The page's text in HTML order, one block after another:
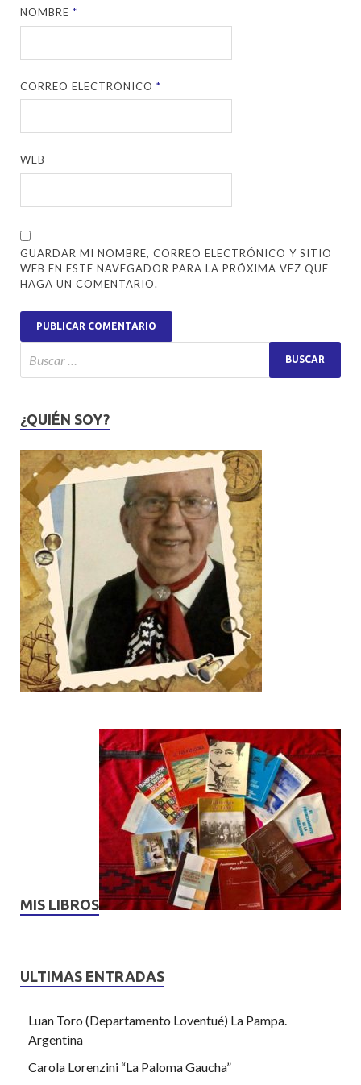
NOMBRE*
CORREO ELECTRÓNICO*
WEB
GUARDAR MI NOMBRE, CORREO ELECTRÓNICO Y SITIO
WEB EN ESTE NAVEGADOR PARA LA PRÓXIMA VEZ QUE
HAGA UN COMENTARIO.
¿QUIÉN SOY?
MIS LIBROS
ULTIMAS ENTRADAS
Luan Toro (Departamento Loventué) La Pampa.
Argentina
Carola Lorenzini “La Paloma Gaucha”